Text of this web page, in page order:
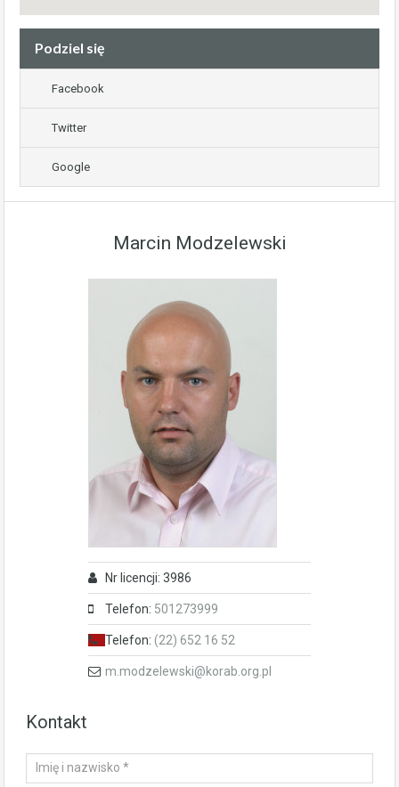
Podziel się
Facebook
Twitter
Google
Marcin Modzelewski
Nr licencji: 3986
Telefon: 501273999
Telefon: (22) 652 16 52
m.modzelewski@korab.org.pl
Kontakt